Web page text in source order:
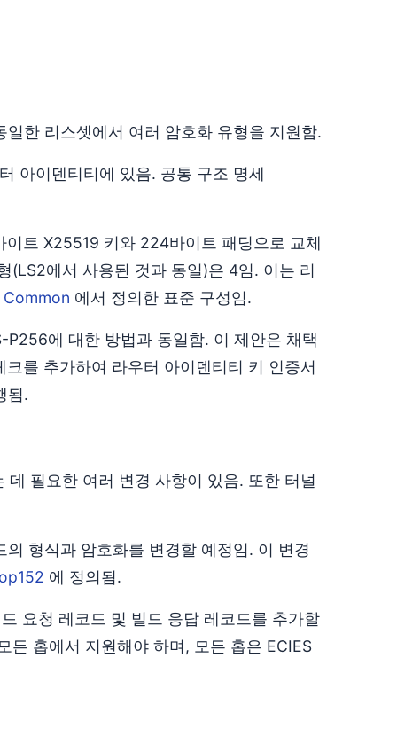
한 리스셋에서 여러 암호화 유형을 지원함.
아이덴티티에 있음. 공통 구조 명세
트 X25519 키와 224바이트 패딩으로 교체
(LS2에서 사용된 것과 동일)은 4임. 이는 리
Common 에서 정의한 표준 구성임.
P256에 대한 방법과 동일함. 이 제안은 채택
를 추가하여 라우터 아이덴티티 키 인증서
됨.
필요한 여러 변경 사항이 있음. 또한 터널
형식과 암호화를 변경할 예정임. 이 변경
에 정의됨.
요청 레코드 및 빌드 응답 레코드를 추가할
든 홉에서 지원해야 하며, 모든 홉은 ECIES